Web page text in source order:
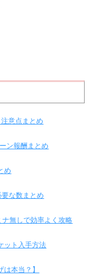
意点まとめ
ン報酬まとめ
め
な数まとめ
無しで効率よく攻略
ット入手方法
本当？】